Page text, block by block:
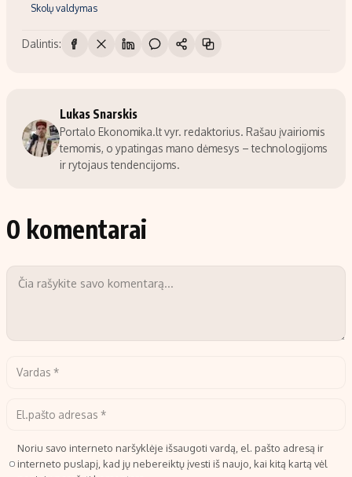
Skolų valdymas
Dalintis:
Lukas Snarskis
Portalo Ekonomika.lt vyr. redaktorius. Rašau įvairiomis
temomis, o ypatingas mano dėmesys – technologijoms
ir rytojaus tendencijoms.
0 komentarai
Noriu savo interneto naršyklėje išsaugoti vardą, el. pašto adresą ir
interneto puslapį, kad jų nebereiktų įvesti iš naujo, kai kitą kartą vėl